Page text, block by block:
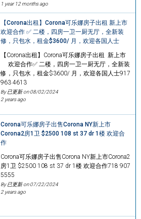
1 year 12 months ago
【Corona出租】Corona可乐娜房子出租 新上市
欢迎合作 ✅ 二楼，四房一卫一厨无厅，全新装
修，只包水，租金$3600/ 月，欢迎各国人士
【Corona出租】Corona可乐娜房子出租 新上市
欢迎合作✅ 二楼，四房一卫一厨无厅，全新装
修，只包水，租金$3600/ 月，欢迎各国人士917
963 4613
By 已更新 on08/02/2024
2 years ago
Corona可乐娜房子出售Corona NY新上市
Corona2房1卫 $2500 108 st 37 dr 1楼 欢迎合
作
Corona可乐娜房子出售Corona NY新上市Corona2
房1卫 $2500 108 st 37 dr 1楼 欢迎合作718 907
5555
By 已更新 on07/22/2024
2 years ago